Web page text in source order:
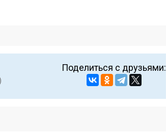
Поделиться с друзьями: